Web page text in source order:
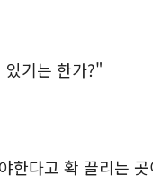
기는 한가?"
한다고 확 끌리는